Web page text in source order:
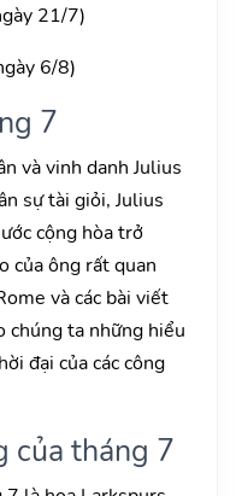
21/7)
6/8)
7
và vinh danh Julius
sự tài giỏi, Julius
cộng hòa trở
của ông rất quan
và các bài viết
chúng ta những hiểu
đại của các công
của tháng 7